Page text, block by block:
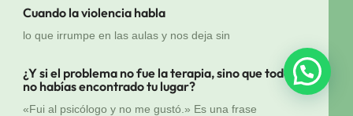
Cuando la violencia habla
lo que irrumpe en las aulas y nos deja sin
¿Y si el problema no fue la terapia, sino que todavía
no habías encontrado tu lugar?
«Fui al psicólogo y no me gustó.» Es una frase